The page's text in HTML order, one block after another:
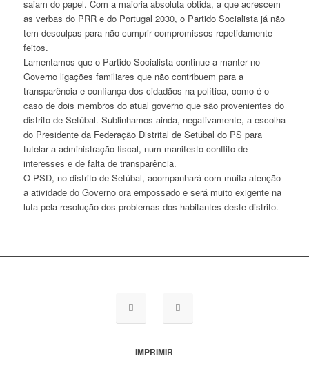
saiam do papel. Com a maioria absoluta obtida, a que acrescem
as verbas do PRR e do Portugal 2030, o Partido Socialista já não
tem desculpas para não cumprir compromissos repetidamente
feitos.
Lamentamos que o Partido Socialista continue a manter no
Governo ligações familiares que não contribuem para a
transparência e confiança dos cidadãos na política, como é o
caso de dois membros do atual governo que são provenientes do
distrito de Setúbal. Sublinhamos ainda, negativamente, a escolha
do Presidente da Federação Distrital de Setúbal do PS para
tutelar a administração fiscal, num manifesto conflito de
interesses e de falta de transparência.
O PSD, no distrito de Setúbal, acompanhará com muita atenção
a atividade do Governo ora empossado e será muito exigente na
luta pela resolução dos problemas dos habitantes deste distrito.
IMPRIMIR